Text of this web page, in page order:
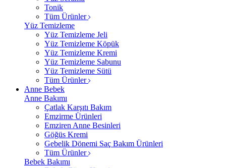
Tonik
Tüm Ürünler
Yüz Temizleme
Yüz Temizleme Jeli
Yüz Temizleme Köpük
Yüz Temizleme Kremi
Yüz Temizleme Sabunu
Yüz Temizleme Sütü
Tüm Ürünler
Anne Bebek
Anne Bakımı
Çatlak Karşıtı Bakım
Emzirme Ürünleri
Emziren Anne Besinleri
Göğüs Kremi
Gebelik Dönemi Saç Bakım Ürünleri
Tüm Ürünler
Bebek Bakımı